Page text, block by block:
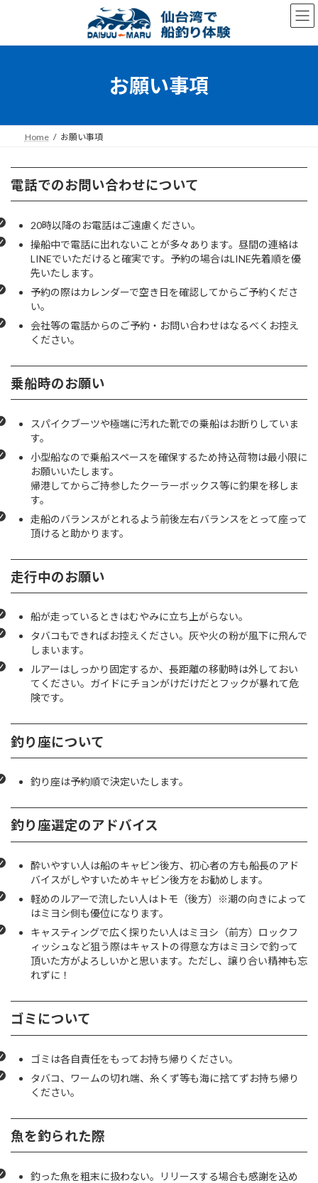
ン
ー
お願い事項
Home お願い事項
電話でのお問い合わせについて
20時以降のお電話はご遠慮ください。
操船中で電話に出れないことが多々あります。昼間の連絡は
LINEでいただけると確実です。予約の場合はLINE先着順を優
先いたします。
予約の際はカレンダーで空き日を確認してからご予約くださ
い。
会社等の電話からのご予約・お問い合わせはなるべくお控え
ください。
乗船時のお願い
スパイクブーツや極端に汚れた靴での乗船はお断りしていま
す。
小型船なので乗船スペースを確保するため持込荷物は最小限に
お願いいたします。
帰港してからご持参したクーラーボックス等に釣果を移しま
す。
走船のバランスがとれるよう前後左右バランスをとって座って
頂けると助かります。
走行中のお願い
船が走っているときはむやみに立ち上がらない。
タバコもできればお控えください。灰や火の粉が風下に飛んで
しまいます。
ルアーはしっかり固定するか、長距離の移動時は外しておい
てください。ガイドにチョンがけだけだとフックが暴れて危
険です。
釣り座について
釣り座は予約順で決定いたします。
釣り座選定のアドバイス
酔いやすい人は船のキャビン後方、初心者の方も船長のアド
バイスがしやすいためキャビン後方をお勧めします。
軽めのルアーで流したい人はトモ（後方）※潮の向きによって
はミヨシ側も優位になります。
キャスティングで広く探りたい人はミヨシ（前方）ロックフ
ィッシュなど狙う際はキャストの得意な方はミヨシで釣って
頂いた方がよろしいかと思います。ただし、譲り合い精神も忘
れずに！
ゴミについて
ゴミは各自責任をもってお持ち帰りください。
タバコ、ワームの切れ端、糸くず等も海に捨てずお持ち帰り
ください。
魚を釣られた際
釣った魚を粗末に扱わない。リリースする場合も感謝を込め